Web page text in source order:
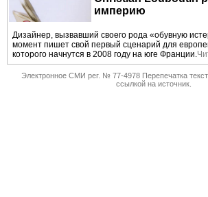
империю
Дизайнер, вызвавший своего рода «обувную
момент пишет свой первый сценарий для
которого начнутся в 2008 году на юге Франции.
Электронное СМИ рег. № 77-4978 Перепечатка
ссылкой на источник.